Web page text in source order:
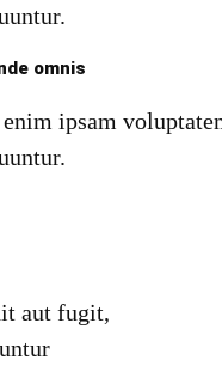
omnis
ipsam
aut fugit,